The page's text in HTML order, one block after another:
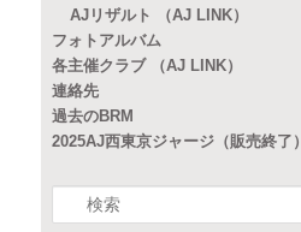
AJリザルト （AJ LINK）
フォトアルバム
各主催クラブ （AJ LINK）
連絡先
過去のBRM
2025AJ西東京ジャージ（販売終了）
索